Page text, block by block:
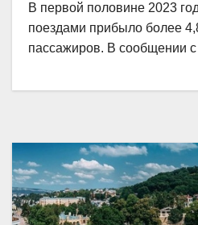
В первой половине 2023
поездами прибыло более
пассажиров. В сообщении